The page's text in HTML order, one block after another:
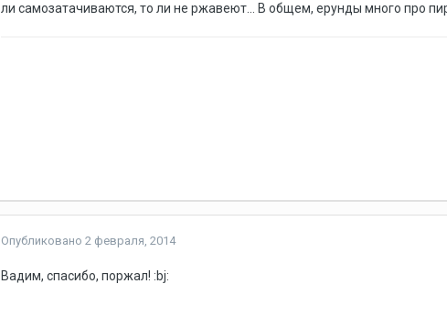
ли самозатачиваются, то ли не ржавеют... В общем, ерунды много про
Опубликовано 2 февраля, 2014
Вадим, спасибо, поржал! :bj: